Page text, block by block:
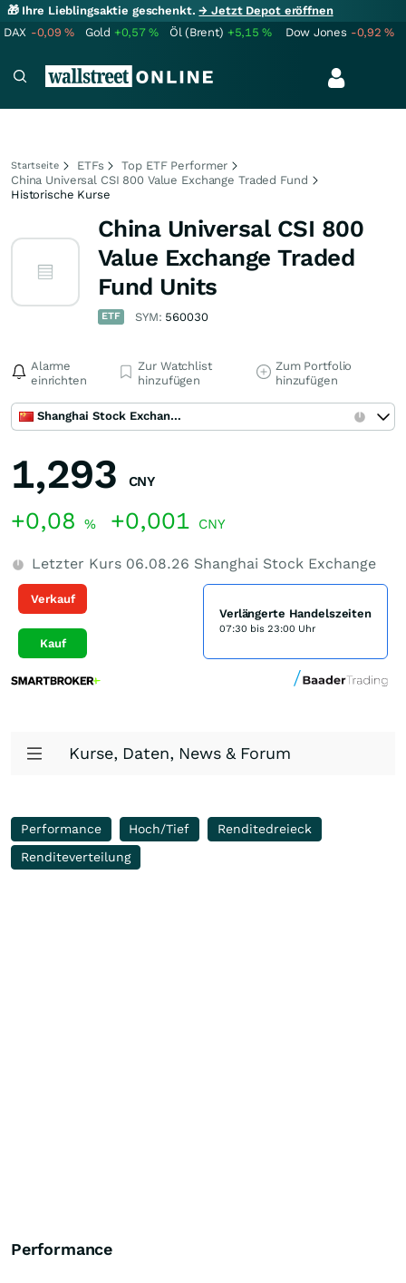
🎁 Ihre Lieblingsaktie geschenkt.→ Jetzt Depot eröffnen
DAX -0,09% Gold +0,57% Öl (Brent) +5,15% Dow Jones -0,92%
Startseite ETFs
Top ETF Performer
China Universal CSI 800 Value Exchange Traded Fund
Historische Kurse
China Universal CSI 800
Value Exchange Traded
Fund Units
ETF SYM: 560030
Alarme
einrichten
Zur Watchlist
hinzufügen
Zum Portfolio
hinzufügen
Shanghai Stock Exchange
1,293 CNY
+0,08 % +0,001 CNY
Letzter Kurs 06.08.26 Shanghai Stock Exchange
Verkauf
Kauf
Verlängerte Handelszeiten
07:30 bis 23:00 Uhr
Kurse, Daten, News & Forum
Performance Hoch/Tief
Renditedreieck
Renditeverteilung
Performance